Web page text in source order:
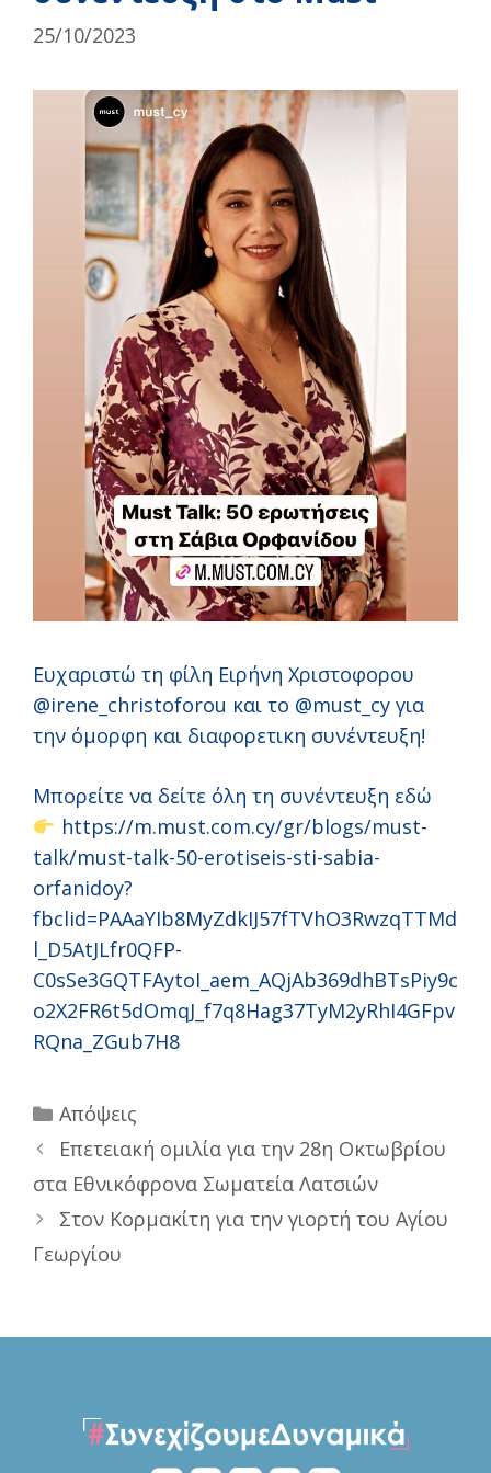
25/10/2023
Ευχαριστώ τη φίλη Ειρήνη Χριστοφορου
@irene_christoforou και το @must_cy για
την όμορφη και διαφορετικη συνέντευξη!
Μπορείτε να δείτε όλη τη συνέντευξη εδώ
https://m.must.com.cy/gr/blogs/must-
talk/must-talk-50-erotiseis-sti-sabia-
orfanidoy?
fbclid=PAAaYIb8MyZdkIJ57fTVhO3RwzqTTMd
l_D5AtJLfr0QFP-
C0sSe3GQTFAytoI_aem_AQjAb369dhBTsPiy9c
o2X2FR6t5dOmqJ_f7q8Hag37TyM2yRhI4GFpv
RQna_ZGub7H8
Categories
Απόψεις
Επετειακή ομιλία για την 28η Οκτωβρίου
στα Εθνικόφρονα Σωματεία Λατσιών
Στον Κορμακίτη για την γιορτή του Αγίου
Γεωργίου